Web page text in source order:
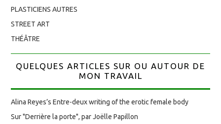
PLASTICIENS AUTRES
STREET ART
THÉÂTRE
QUELQUES ARTICLES SUR OU AUTOUR DE
MON TRAVAIL
Alina Reyes’s Entre-deux writing of the erotic female body
Sur "Derrière la porte", par Joëlle Papillon